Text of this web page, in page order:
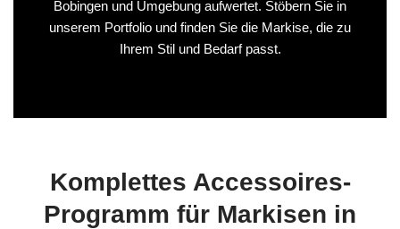
Bobingen und Umgebung aufwertet. Stöbern Sie in
unserem Portfolio und finden Sie die Markise, die zu
Ihrem Stil und Bedarf passt.
Komplettes Accessoires-
Programm für Markisen in